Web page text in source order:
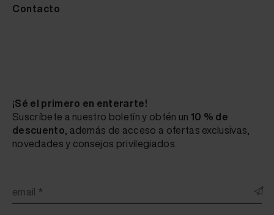
Contacto
¡Sé el primero en enterarte!
Suscríbete a nuestro boletín y obtén un 10 % de
descuento, además de acceso a ofertas exclusivas,
novedades y consejos privilegiados.
email *